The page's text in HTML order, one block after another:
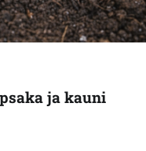
ja kauni